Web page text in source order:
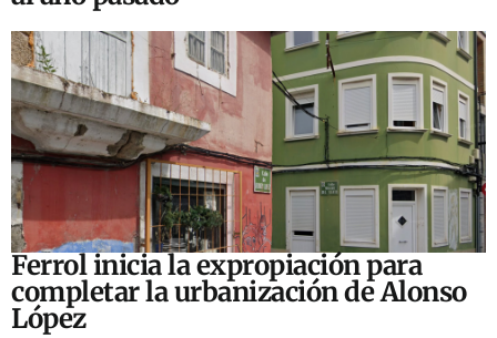
Ferrol inicia la expropiación para
completar la urbanización de Alonso
López